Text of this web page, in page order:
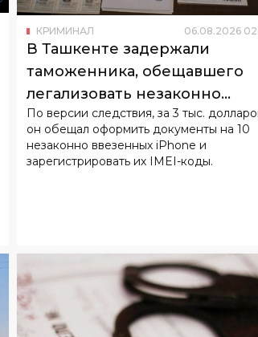
КРИМИНАЛ 06.08.2026 02
В Ташкенте задержали
таможенника, обещавшего
легализовать незаконно
ввезенные iPhone
По версии следствия, за 3 тыс.
он обещал оформить документы на 10
незаконно ввезенных iPhone и
зарегистрировать их IMEI-коды.